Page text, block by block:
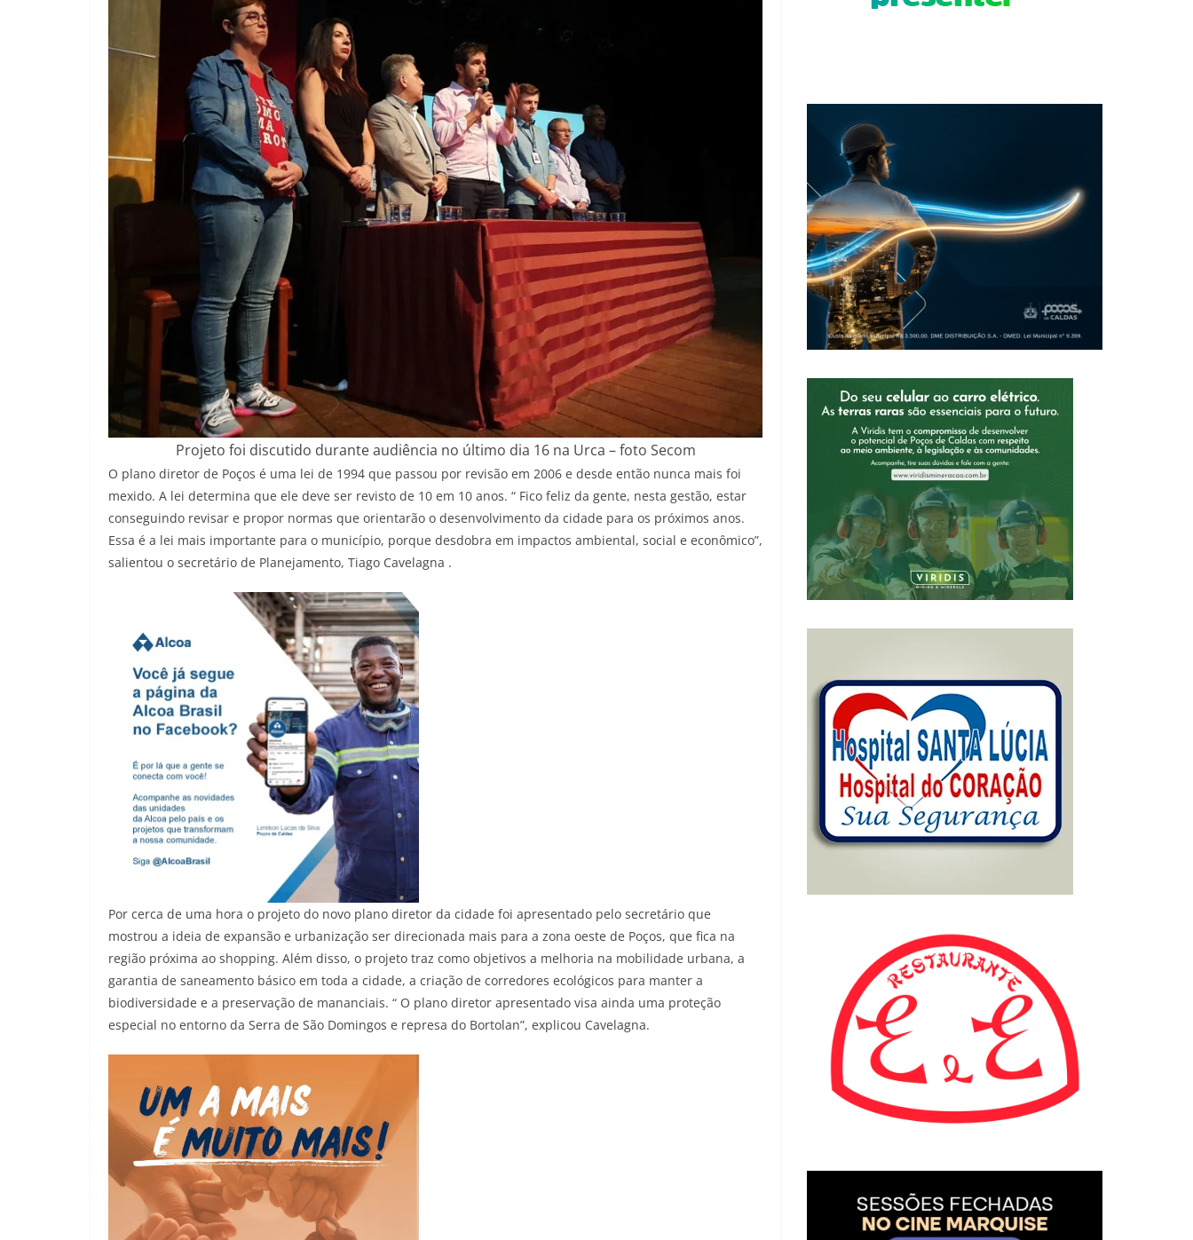
Projeto foi discutido durante audiência no último dia 16 na Urca – foto Secom
O plano diretor de Poços é uma lei de 1994 que passou por revisão em 2006 e desde então nunca mais foi
mexido. A lei determina que ele deve ser revisto de 10 em 10 anos. “ Fico feliz da gente, nesta gestão, estar
conseguindo revisar e propor normas que orientarão o desenvolvimento da cidade para os próximos anos.
Essa é a lei mais importante para o município, porque desdobra em impactos ambiental, social e econômico”,
salientou o secretário de Planejamento, Tiago Cavelagna .
Por cerca de uma hora o projeto do novo plano diretor da cidade foi apresentado pelo secretário que
mostrou a ideia de expansão e urbanização ser direcionada mais para a zona oeste de Poços, que fica na
região próxima ao shopping. Além disso, o projeto traz como objetivos a melhoria na mobilidade urbana, a
garantia de saneamento básico em toda a cidade, a criação de corredores ecológicos para manter a
biodiversidade e a preservação de mananciais. “ O plano diretor apresentado visa ainda uma proteção
especial no entorno da Serra de São Domingos e represa do Bortolan”, explicou Cavelagna.